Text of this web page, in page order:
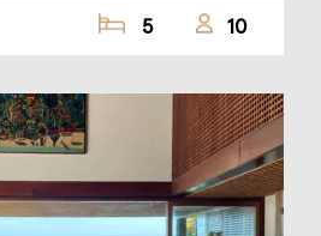
5 10